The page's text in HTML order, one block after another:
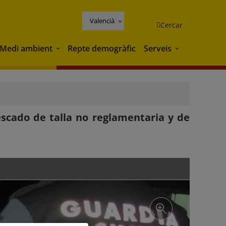
Valencià Cercar
Medi ambient Medi ambient
Repte demogràfic Serveis Serveis
de talla no reglamentaria y de